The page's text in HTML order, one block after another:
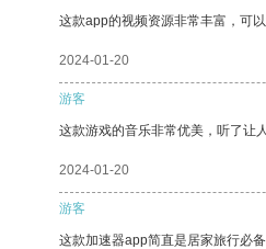
这款app的视频资源非常丰富，可
2024-01-20
游客
这款游戏的音乐非常优美，听了让
2024-01-20
游客
这款加速器app简直是居家旅行必